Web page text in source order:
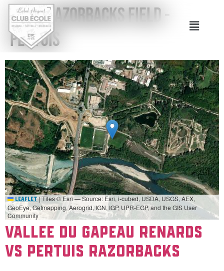
Lieu :Razorbacks field -
Pertuis
Leaflet |Tiles © Esri — Source: Esri, i-cubed, USDA, USGS, AEX,
GeoEye, Getmapping, Aerogrid, IGN, IGP, UPR-EGP, and the GIS User
Community
VALLEE DU GAPEAU Renards
vs PERTUIS Razorbacks